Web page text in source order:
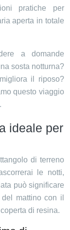
pratiche per
aperta in totale
a domande
sosta notturna?
il riposo?
questo viaggio
ideale per
di terreno
le notti,
può significare
mattino con il
di resina.